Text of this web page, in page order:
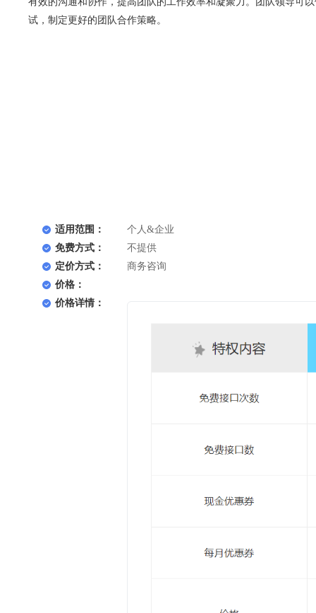
试，制定更好的团队合作策略。
适用范围：
个人&企业
免费方式：
不提供
定价方式：
商务咨询
价格：
价格详情：